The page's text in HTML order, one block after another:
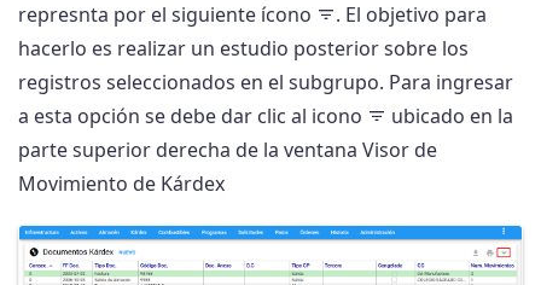
represnta por el siguiente ícono
. El objetivo para
hacerlo es realizar un estudio posterior sobre los
registros seleccionados en el subgrupo. Para ingresar
a esta opción se debe dar clic al icono
ubicado en la
parte superior derecha de la ventana Visor de
Movimiento de Kárdex